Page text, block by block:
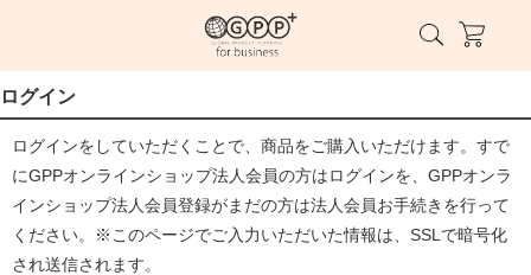
ログイン
ログインをしていただくことで、商品をご購入いただけます。すで
にGPPオンラインショップ法人会員の方はログインを、GPPオンラ
インショップ法人会員登録がまだの方は法人会員お手続きを行って
ください。※このページでご入力いただいた情報は、SSLで暗号化
され送信されます。